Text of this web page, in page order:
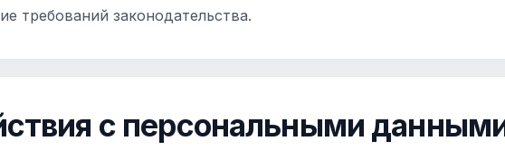
требований законодательства.
с персональными